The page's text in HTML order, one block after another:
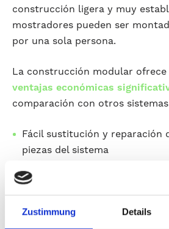
Zustimmung Details
construcción ligera y muy
mostradores pueden ser
por una sola persona.
La construcción modular ofrece
ventajas económicas
comparación con otros
Fácil sustitución y reparación
piezas del sistema
Todas las piezas del sistema
disponibles a corto plazo